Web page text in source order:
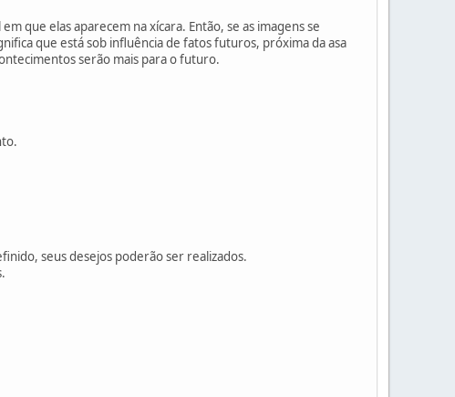
que elas aparecem na xícara. Então, se as imagens se
que está sob influência de fatos futuros, próxima da asa
serão mais para o futuro.
seus desejos poderão ser realizados.